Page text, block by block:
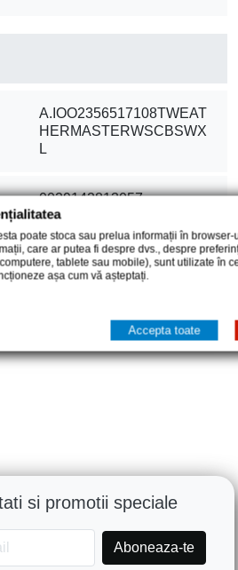
A.IOO2356517108TWEAT
HERMASTERWSCBSWX
L
0029142813057
clientilor in acest moment.
si promotii speciale
poate stoca sau prelua informații în browser-
care ar putea fi despre dvs., despre
tablete sau mobile), sunt utilizate în
așa cum vă așteptați.
Accepta toate